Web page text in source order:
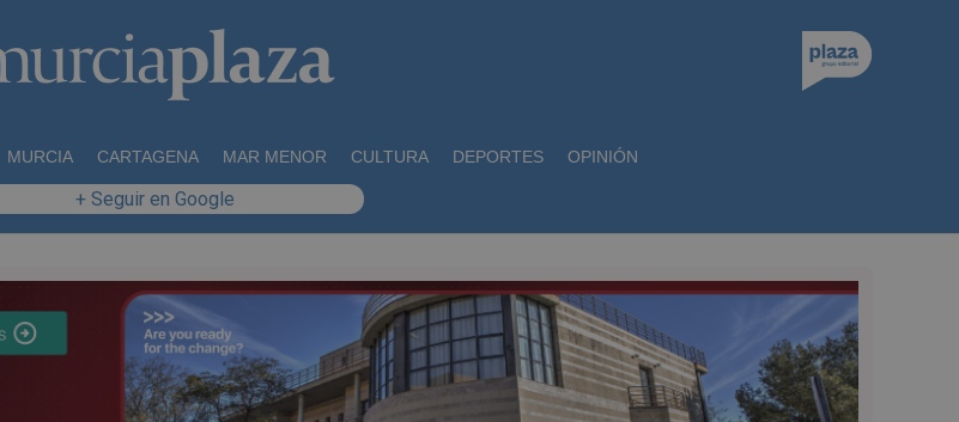
MURCIA CARTAGENA MAR MENOR CULTURA DEPORTES OPINIÓN
+ Seguir en Google